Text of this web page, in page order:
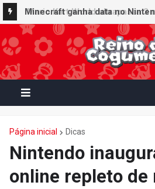
Minecraft ganha data no
Super Mario Mash-Up receberá
gráfica exclusiva
Página inicial Dicas
Nintendo
online repleto de